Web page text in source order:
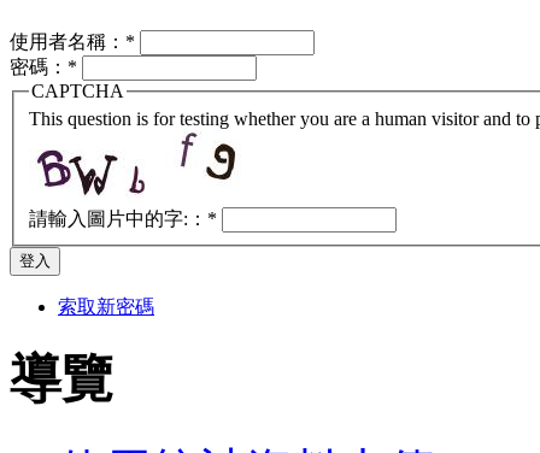
使用者名稱： *
密碼： *
CAPTCHA
This question is for testing whether you are a human visitor and to
請輸入圖片中的字:： *
索取新密碼
導覽